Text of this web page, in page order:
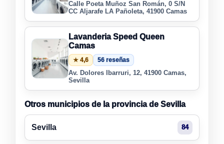
Calle Poeta Muñoz San Román, 0 S/N
CC Aljarafe LA Pañoleta, 41900 Camas
Lavanderia Speed Queen
Camas
★ 4,6
56 reseñas
Av. Dolores Ibarruri, 12, 41900 Camas,
Sevilla
Otros municipios de la provincia de Sevilla
Sevilla 84